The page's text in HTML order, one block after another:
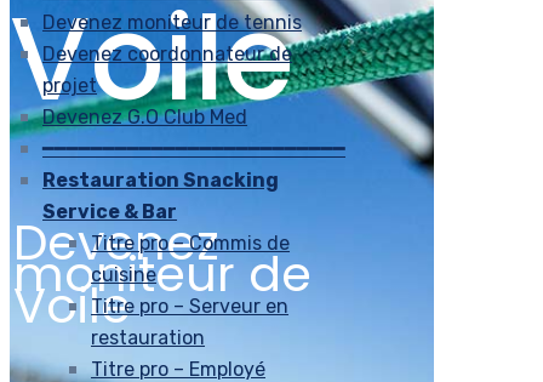
Devenez moniteur de tennis
Devenez coordonnateur de
projet
Devenez G.O Club Med
━━━━━━━━━━━━━━━━━━━━━━━━━
Restauration Snacking
Service & Bar
Titre pro – Commis de
cuisine
Titre pro – Serveur en
restauration
Titre pro – Employé
Voile
Devenez
moniteur de
Voile